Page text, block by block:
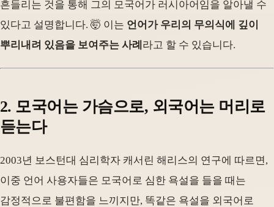
흔들리는 것을 통해 그의 모국어가 러시아어임을 알아낼 수
있다고 설명합니다. 🤯 이는 언어가 우리의 무의식에 깊이
뿌리내려 있음을 보여주는 사례 라고 할 수 있습니다.
2. 모국어는 가슴으로, 외국어는 머리로
듣는다
2003년 보스턴대 심리학자 캐서린 해리스의 연구에 따르면,
이중 언어 사용자들은 모국어로 심한 욕설을 들을 때는
감정적으로 불편함을 느끼지만, 똑같은 욕설을 외국어로